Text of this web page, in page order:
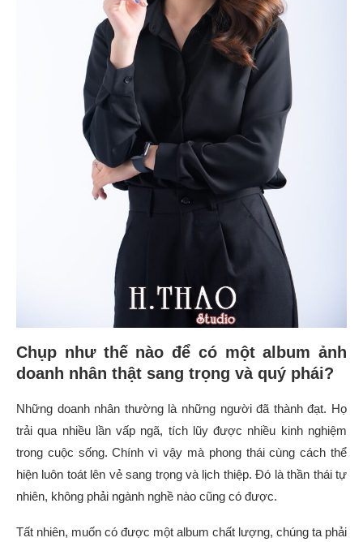
Chụp như thế nào để có một album ảnh
doanh nhân thật sang trọng và quý phái?
Những doanh nhân thường là những người đã thành đạt. Họ
trải qua nhiều lần vấp ngã, tích lũy được nhiều kinh nghiệm
trong cuộc sống. Chính vì vậy mà phong thái cùng cách thể
hiện luôn toát lên vẻ sang trọng và lịch thiệp. Đó là thần thái tự
nhiên, không phải ngành nghề nào cũng có được.
Tất nhiên, muốn có được một album chất lượng, chúng ta phải